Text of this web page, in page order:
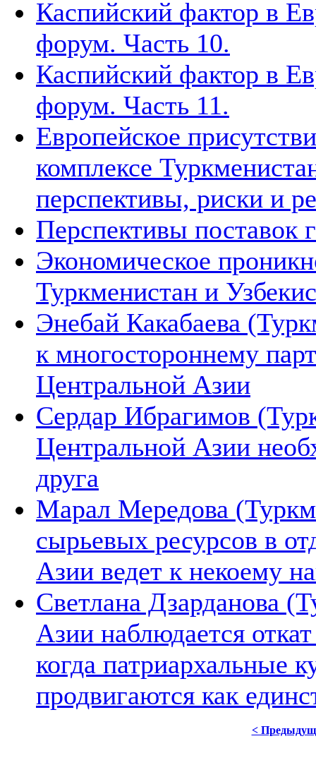
Каспийский фактор в
форум. Часть 10.
Каспийский фактор в
форум. Часть 11.
Европейское
комплексе
перспективы, риски и
Перспективы поставок
Экономическое
Туркменистан и
Энебай Какабаева
к многостороннему
Центральной Азии
Сердар Ибрагимов
Центральной Азии
друга
Марал Мередова
сырьевых ресурсов в
Азии ведет к некоему
Светлана Дзарданова
Азии наблюдается
когда патриархальные
продвигаются как
<